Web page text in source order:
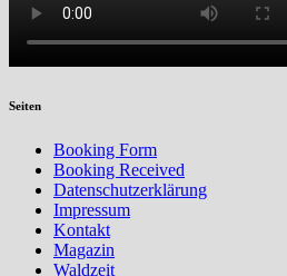
Seiten
Booking Form
Booking Received
Datenschutzerklärung
Impressum
Kontakt
Magazin
Waldzeit